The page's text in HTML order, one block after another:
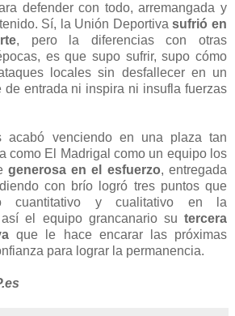
defender con todo, arremangada y
Sí, la Unión Deportivasufrió en
, pero la diferencias con otras
es que supo sufrir, supo cómo
locales sin desfallecer en un
de entrada ni inspira ni insufla fuerzas
acabó venciendo en una plaza tan
como El Madrigal como un equipo los
generosa en el esfuerzo, entregada
con brío logró tres puntos que
cuantitativo y cualitativo en la
el equipo grancanario su tercera
que le hace encarar las próximas
para lograr la permanencia.